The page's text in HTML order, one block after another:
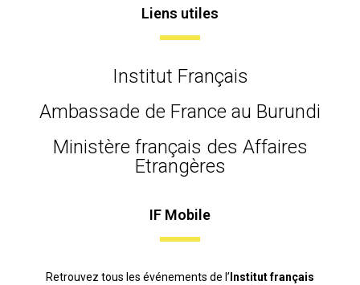
Liens utiles
Institut Français
Ambassade de France au Burundi
Ministère français des Affaires
Etrangères
IF Mobile
Retrouvez tous les événements de l’ Institut français